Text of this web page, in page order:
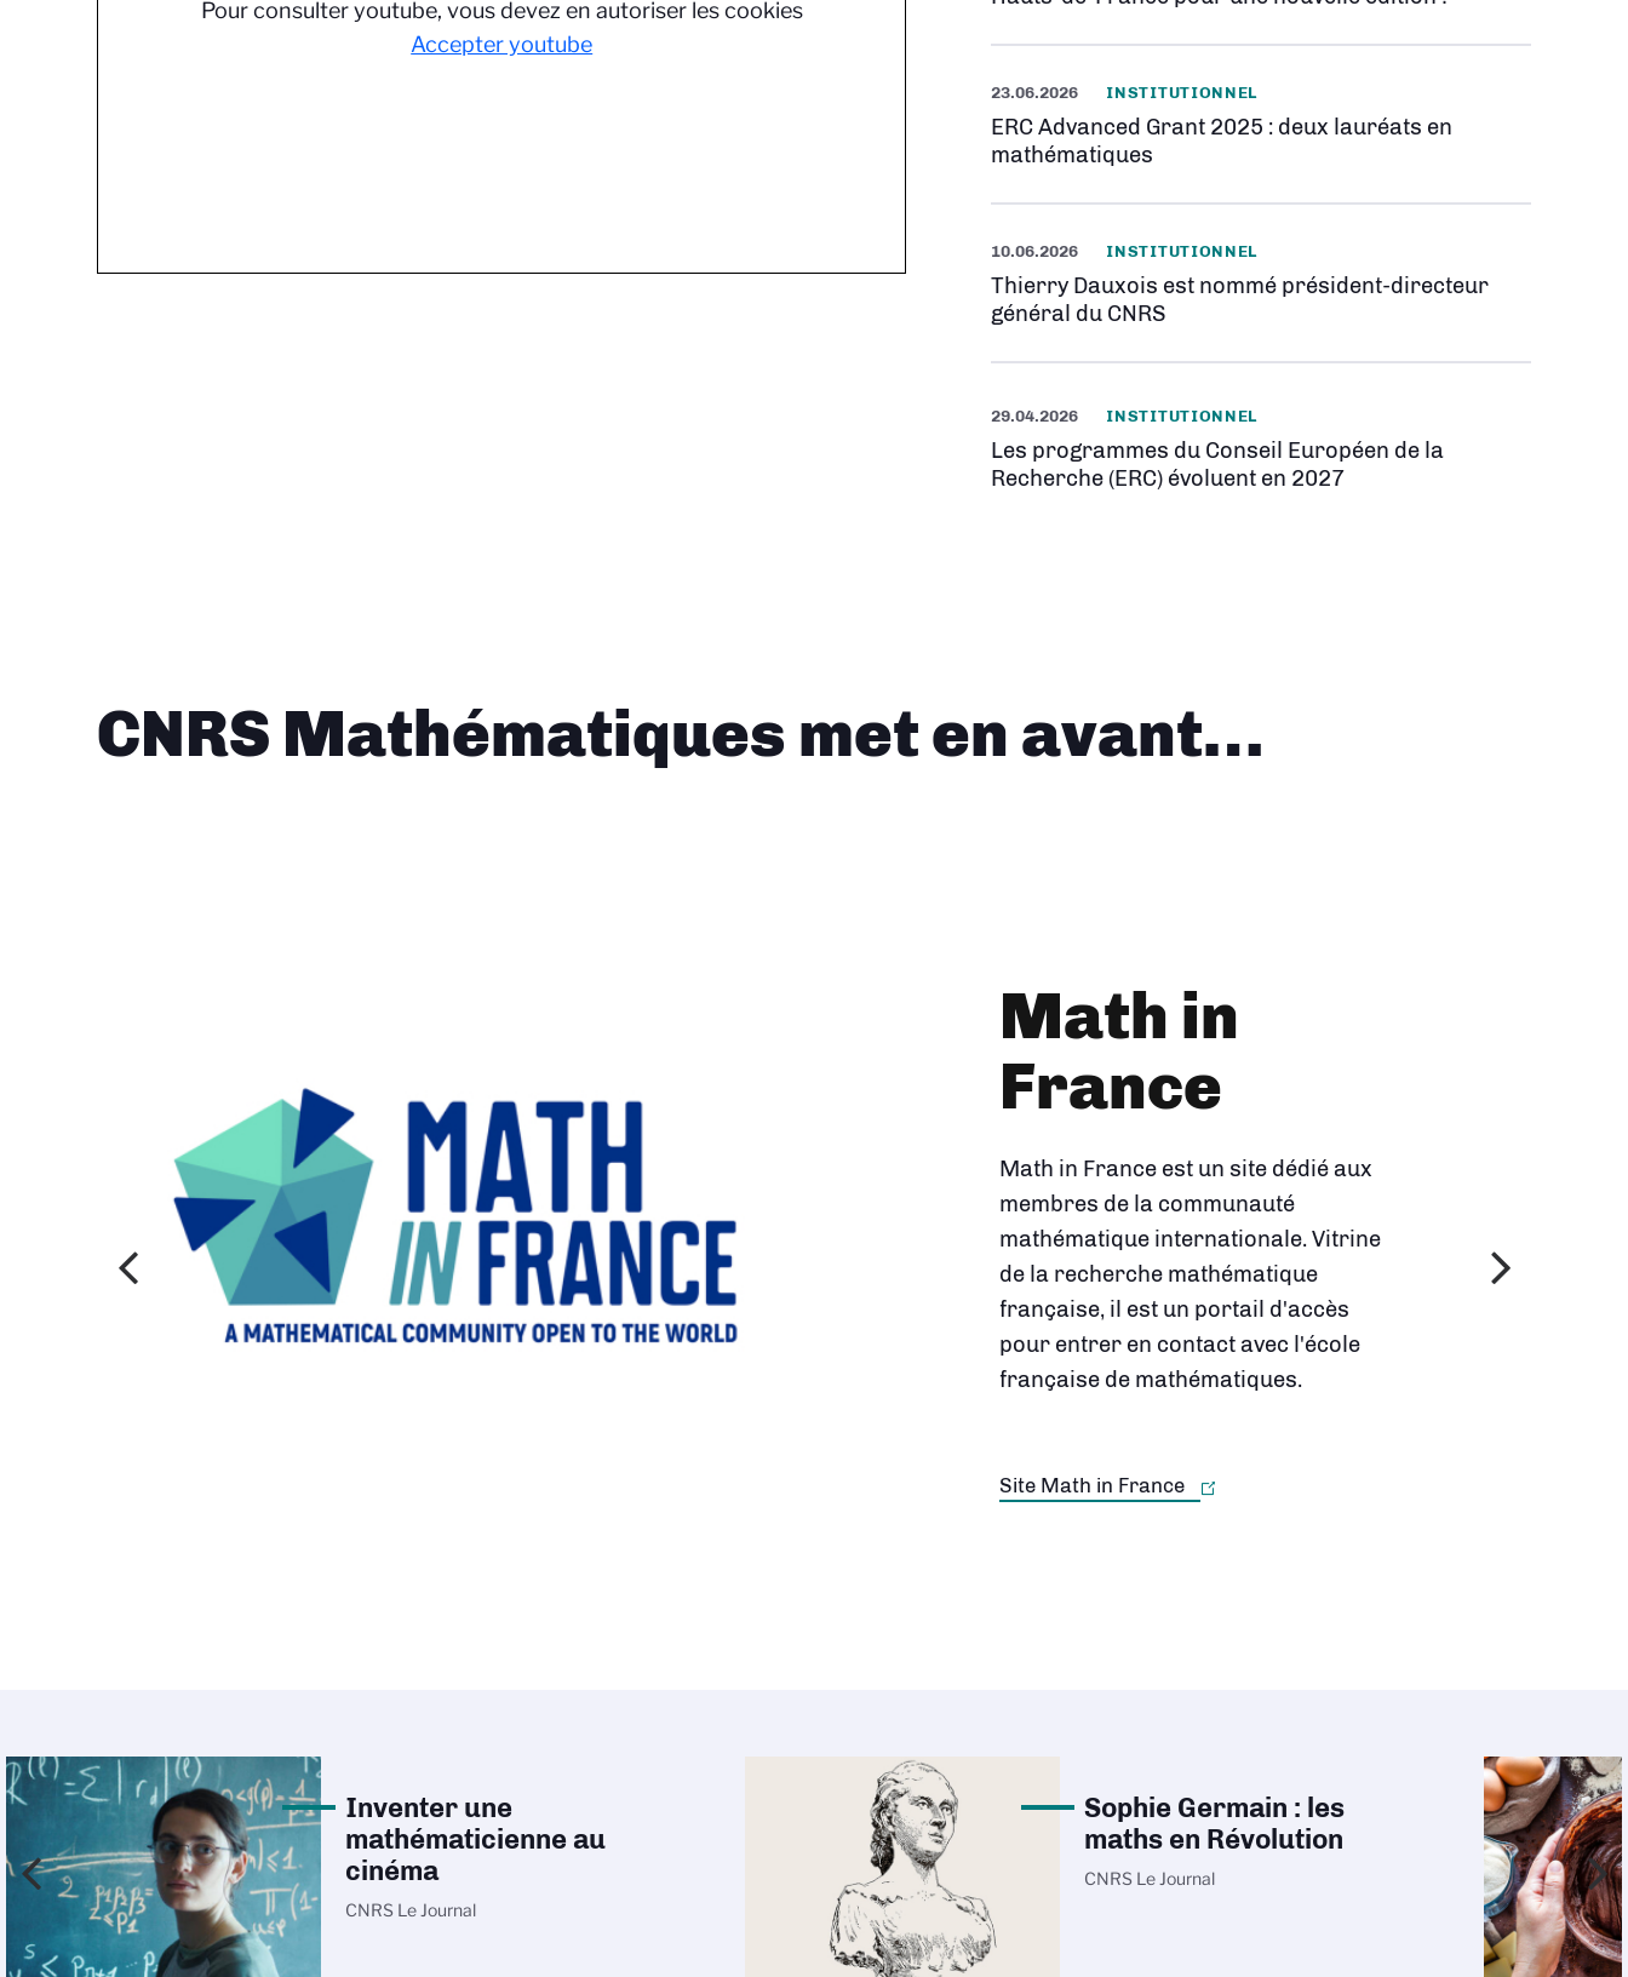
Pour consulter youtube, vous devez en autoriser les cookies
Accepter youtube
23.06.2026 INSTITUTIONNEL
ERC Advanced Grant 2025 : deux lauréats en
mathématiques
10.06.2026 INSTITUTIONNEL
Thierry Dauxois est nommé président-directeur
général du CNRS
29.04.2026 INSTITUTIONNEL
Les programmes du Conseil Européen de la
Recherche (ERC) évoluent en 2027
CNRS Mathématiques met en avant…
L'Univers
des
mathématiques
Créée en 2023 par l'Insmi, cette
carte met en image les domaines de
la recherche en mathématiques et
montre que les mathématiques
répondent à des questions
Inventer une
mathématicienne au
cinéma
CNRS Le Journal
Sophie Germain : les
maths en Révolution
CNRS Le Journal